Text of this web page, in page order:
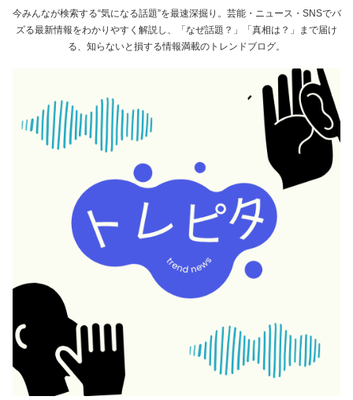
今みんなが検索する“気になる話題”を最速深掘り。芸能・ニュース・SNSでバ
ズる最新情報をわかりやすく解説し、「なぜ話題？」「真相は？」まで届け
る、知らないと損する情報満載のトレンドブログ。